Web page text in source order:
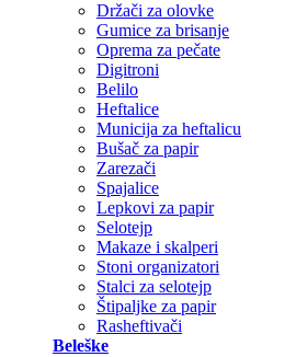
Držači za olovke
Gumice za brisanje
Oprema za pečate
Digitroni
Belilo
Heftalice
Municija za heftalicu
Bušač za papir
Zarezači
Spajalice
Lepkovi za papir
Selotejp
Makaze i skalperi
Stoni organizatori
Stalci za selotejp
Štipaljke za papir
Rasheftivači
Beleške